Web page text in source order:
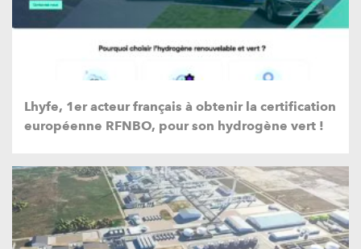
Lhyfe, 1er acteur français à obtenir la certification
européenne RFNBO, pour son hydrogène vert !